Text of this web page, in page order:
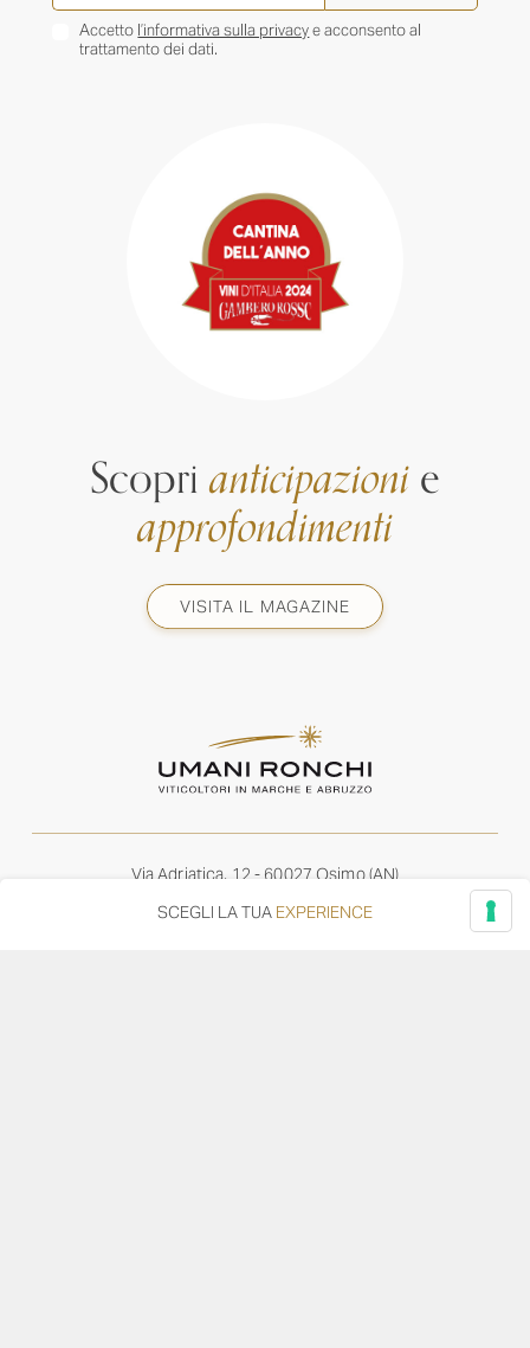
Accetto l’informativa sulla privacye acconsento al
trattamento dei dati.
Scoprianticipazionie
approfondimenti
VISITA IL MAGAZINE
Via Adriatica, 12 - 60027 Osimo (AN)
wine@umanironchi.it
SCEGLI LA TUA EXPERIENCE